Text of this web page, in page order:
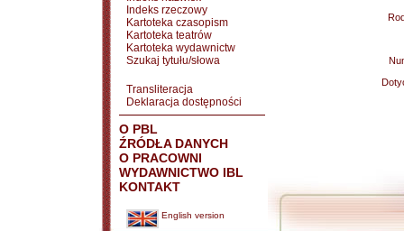
Indeks rzeczowy
Kartoteka czasopism
Kartoteka teatrów
Kartoteka wydawnictw
Szukaj tytułu/słowa
Transliteracja
Deklaracja dostępności
O PBL
ŹRÓDŁA DANYCH
O PRACOWNI
WYDAWNICTWO IBL
KONTAKT
English version